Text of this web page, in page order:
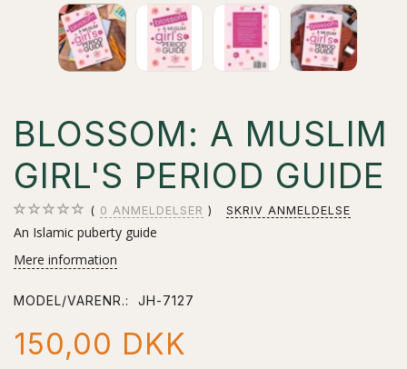
BLOSSOM: A MUSLIM
GIRL'S PERIOD GUIDE
0 ANMELDELSER SKRIV ANMELDELSE
An Islamic puberty guide
Mere information
MODEL/VARENR.: JH-7127
150,00 DKK